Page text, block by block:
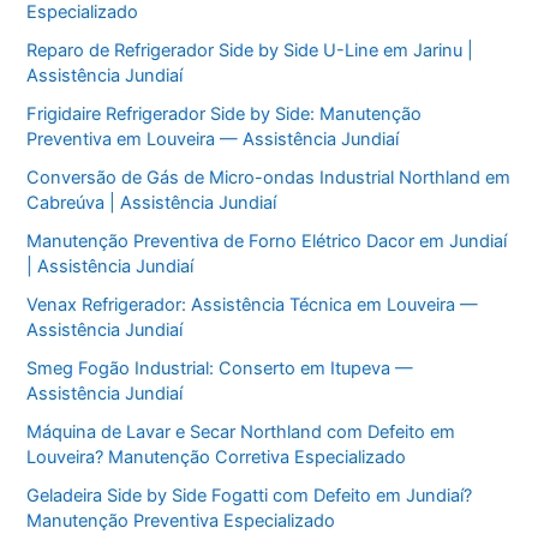
Especializado
Reparo de Refrigerador Side by Side U-Line em Jarinu |
Assistência Jundiaí
Frigidaire Refrigerador Side by Side: Manutenção
Preventiva em Louveira — Assistência Jundiaí
Conversão de Gás de Micro-ondas Industrial Northland em
Cabreúva | Assistência Jundiaí
Manutenção Preventiva de Forno Elétrico Dacor em Jundiaí
| Assistência Jundiaí
Venax Refrigerador: Assistência Técnica em Louveira —
Assistência Jundiaí
Smeg Fogão Industrial: Conserto em Itupeva —
Assistência Jundiaí
Máquina de Lavar e Secar Northland com Defeito em
Louveira? Manutenção Corretiva Especializado
Geladeira Side by Side Fogatti com Defeito em Jundiaí?
Manutenção Preventiva Especializado